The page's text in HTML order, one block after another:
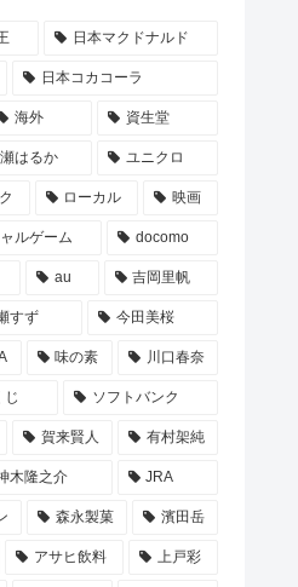
日本マクドナルド
日本コカコーラ
海外 資生堂
はるか ユニクロ
ローカル 映画
ルゲーム docomo
au 吉岡里帆
すず 今田美桜
味の素 川口春奈
じ ソフトバンク
賀来賢人 有村架純
木隆之介 JRA
森永製菓 濱田岳
アサヒ飲料 上戸彩